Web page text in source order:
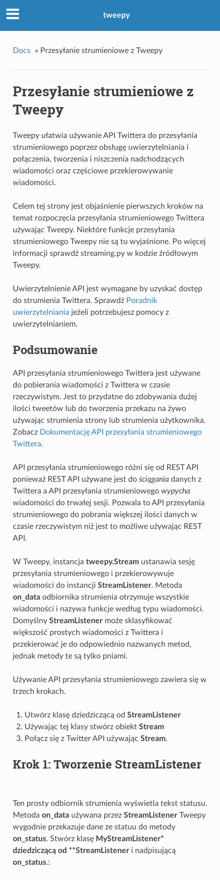
tweepy
Docs » Przesyłanie strumieniowe z Tweepy
Przesyłanie strumieniowe z
Tweepy
Tweepy ułatwia używanie API Twittera do przesyłania
strumieniowego poprzez obsługę uwierzytelniania i
połączenia, tworzenia i niszczenia nadchodzących
wiadomości oraz częściowe przekierowywanie
wiadomości.
Celem tej strony jest objaśnienie pierwszych kroków na
temat rozpoczęcia przesyłania strumieniowego Twittera
używając Tweepy. Niektóre funkcje przesyłania
strumieniowego Tweepy nie są tu wyjaśnione. Po więcej
informacji sprawdź streaming.py w kodzie źródłowym
Tweepy.
Uwierzytelnienie API jest wymagane by uzyskać dostęp
do strumienia Twittera. Sprawdź Poradnik
uwierzytelniania jeżeli potrzebujesz pomocy z
uwierzytelnianiem.
Podsumowanie
API przesyłania strumieniowego Twittera jest używane
do pobierania wiadomości z Twittera w czasie
rzeczywistym. Jest to przydatne do zdobywania dużej
ilości tweetów lub do tworzenia przekazu na żywo
używając strumienia strony lub strumienia użytkownika.
Zobacz Dokumentację API przesyłania strumieniowego
Twittera.
API przesyłania strumieniowego różni się od REST API
ponieważ REST API używane jest do ściąganiadanych z
Twittera a API przesyłania strumieniowego wypycha
wiadomości do trwałej sesji. Pozwala to API przesyłania
strumieniowego do pobrania większej ilości danych w
czasie rzeczywistym niż jest to możliwe używając REST
API.
W Tweepy, instancja tweepy.Streamustanawia sesję
przesyłania strumieniowego i przekierowywuje
wiadomości do instancji StreamListener. Metoda
on_dataodbiornika strumienia otrzymuje wszystkie
wiadomości i nazywa funkcje według typu wiadomości.
Domyślny StreamListenermoże sklasyfikować
większość prostych wiadomości z Twittera i
przekierować je do odpowiednio nazwanych metod,
jednak metody te są tylko pniami.
Używanie API przesyłania strumieniowego zawiera się w
trzech krokach.
Utwórz klasę dziedziczącą od StreamListener
Używając tej klasy stwórz obiekt Stream
Połącz się z Twitter API używając Stream.
Krok 1: Tworzenie StreamListener
Ten prosty odbiornik strumienia wyświetla tekst statusu.
Metoda on_dataużywana przez StreamListenerTweepy
wygodnie przekazuje dane ze statuu do metody
on_status. Stwórz klasę MyStreamListener*
dziedziczącą od **StreamListeneri nadpisującą
on_status.: